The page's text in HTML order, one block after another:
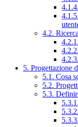
4.2.
5. Progettazione
5.1. Cosa
5.2.
5.3.